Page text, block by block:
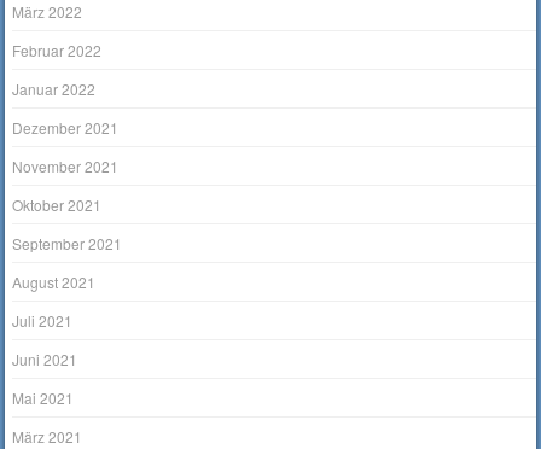
März 2022
Februar 2022
Januar 2022
Dezember 2021
November 2021
Oktober 2021
September 2021
August 2021
Juli 2021
Juni 2021
Mai 2021
März 2021